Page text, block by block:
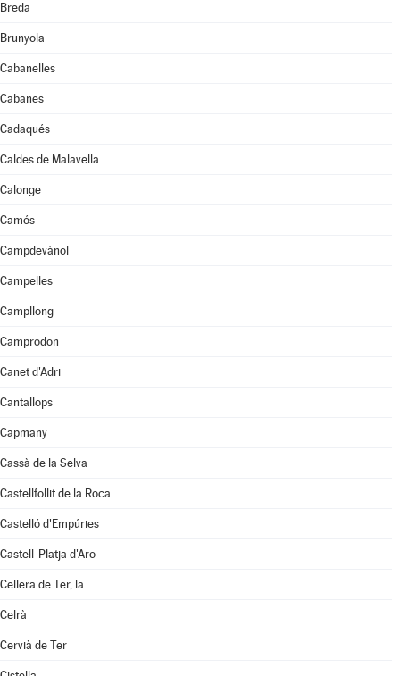
Breda
Brunyola
Cabanelles
Cabanes
Cadaqués
Caldes de Malavella
Calonge
Camós
Campdevànol
Campelles
Campllong
Camprodon
Canet d'Adri
Cantallops
Capmany
Cassà de la Selva
Castellfollit de la Roca
Castelló d'Empúries
Castell-Platja d'Aro
Cellera de Ter, la
Celrà
Cervià de Ter